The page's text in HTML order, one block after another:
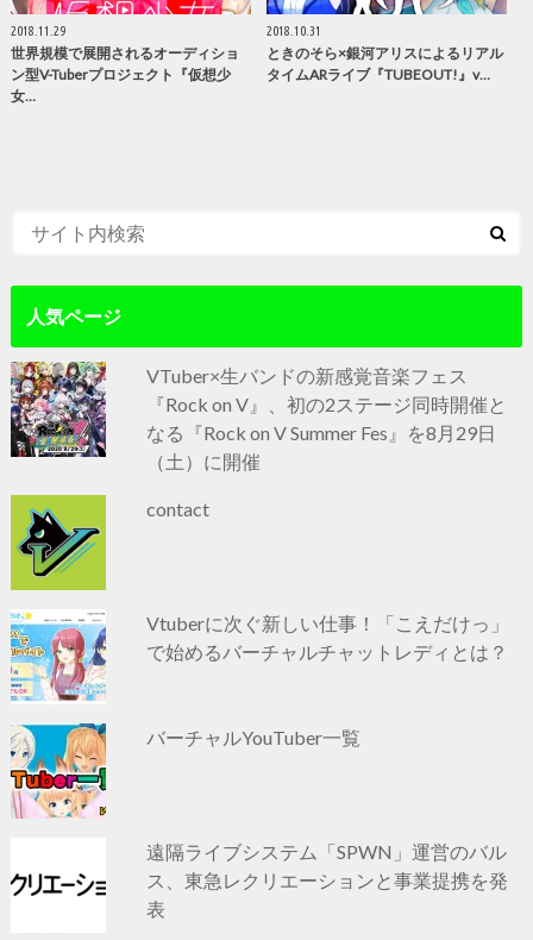
2018.11.29
世界規模で展開されるオーディショ
ン型V-Tuberプロジェクト『仮想少
女…
2018.10.31
ときのそら×銀河アリスによるリアル
タイムARライブ『TUBEOUT!』v…
人気ページ
VTuber×生バンドの新感覚音楽フェス
『Rock on V』、初の2ステージ同時開催と
なる『Rock on V Summer Fes』を8月29日
（土）に開催
contact
Vtuberに次ぐ新しい仕事！「こえだけっ」
で始めるバーチャルチャットレディとは？
バーチャルYouTuber一覧
遠隔ライブシステム「SPWN」運営のバル
ス、東急レクリエーションと事業提携を発
表